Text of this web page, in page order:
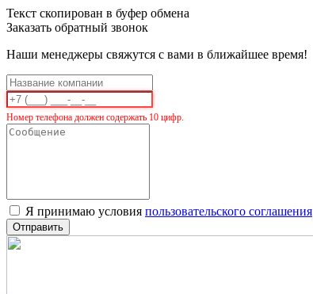
Текст скопирован в буфер обмена
Заказать обратный звонок
Наши менеджеры свяжутся с вами в ближайшее время!
Номер телефона должен содержать 10 цифр.
Я принимаю условия пользовательского соглашения
Отправить